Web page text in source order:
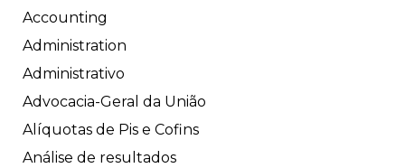
Accounting
Administration
Administrativo
Advocacia-Geral da União
Alíquotas de Pis e Cofins
Análise de resultados